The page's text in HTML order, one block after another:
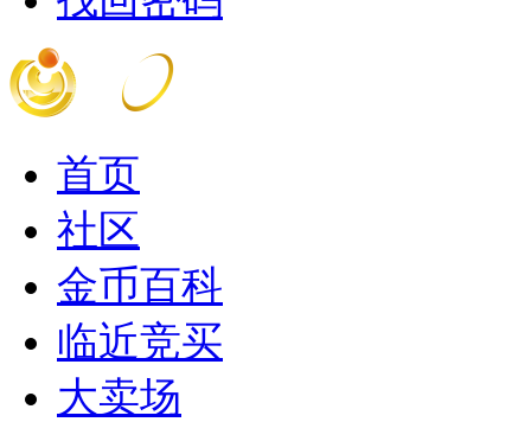
首页
社区
金币百科
临近竞买
大卖场